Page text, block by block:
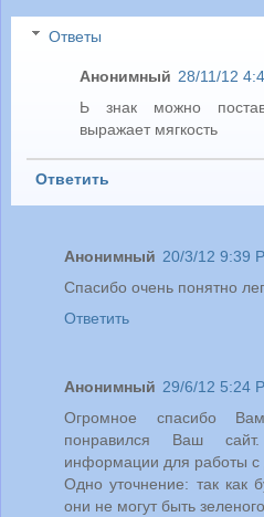
Ответы
Анонимный 28/11/12
Ь знак можно
выражает мягкость
Ответить
Анонимный 20/3/12 9:39
Спасибо очень понятно
Ответить
Анонимный 29/6/12 5:24
Огромное спасибо
понравился Ваш
информации для работы с
Одно уточнение: так как
они не могут быть